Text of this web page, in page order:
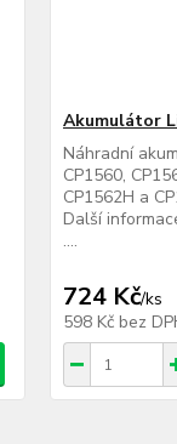
Akumulátor
Náhradní
CP1560,
CP1562H a
Další
....
724 Kč/ks
598 Kč bez